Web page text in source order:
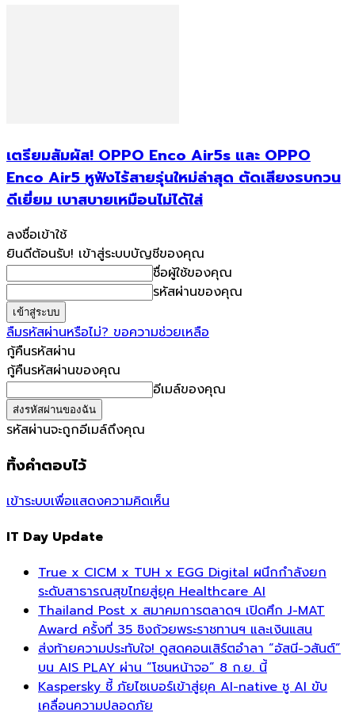
เตรียมสัมผัส! OPPO Enco Air5s และ OPPO
Enco Air5 หูฟังไร้สายรุ่นใหม่ล่าสุด ตัดเสียงรบกวน
ดีเยี่ยม เบาสบายเหมือนไม่ได้ใส่
ลงชื่อเข้าใช้
ยินดีต้อนรับ! เข้าสู่ระบบบัญชีของคุณ
ชื่อผู้ใช้ของคุณ
รหัสผ่านของคุณ
ลืมรหัสผ่านหรือไม่? ขอความช่วยเหลือ
กู้คืนรหัสผ่าน
กู้คืนรหัสผ่านของคุณ
อีเมล์ของคุณ
รหัสผ่านจะถูกอีเมล์ถึงคุณ
ทิ้งคำตอบไว้
เข้าระบบเพื่อแสดงความคิดเห็น
IT Day Update
True x CICM x TUH x EGG Digital ผนึกกำลังยก
ระดับสาธารณสุขไทยสู่ยุค Healthcare AI
Thailand Post x สมาคมการตลาดฯ เปิดศึก J-MAT
Award ครั้งที่ 35 ชิงถ้วยพระราชทานฯ และเงินแสน
ส่งท้ายความประทับใจ! ดูสดคอนเสิร์ตอำลา “อัสนี-วสันต์”
บน AIS PLAY ผ่าน “โซนหน้าจอ” 8 ก.ย. นี้
Kaspersky ชี้ ภัยไซเบอร์เข้าสู่ยุค AI-native ชู AI ขับ
เคลื่อนความปลอดภัย